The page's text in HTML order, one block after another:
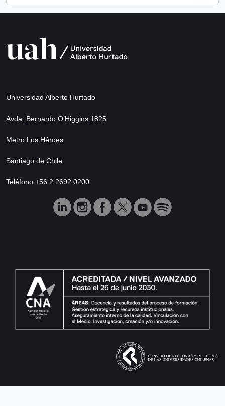
Universidad Alberto Hurtado
Avda. Bernardo O’Higgins 1825
Metro Los Héroes
Santiago de Chile
Teléfono +56 2 2692 0200